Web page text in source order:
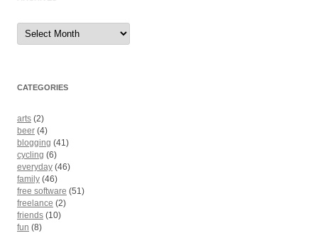
Archives
CATEGORIES
arts (2)
beer (4)
blogging (41)
cycling (6)
everyday (46)
family (46)
free software (51)
freelance (2)
friends (10)
fun (8)